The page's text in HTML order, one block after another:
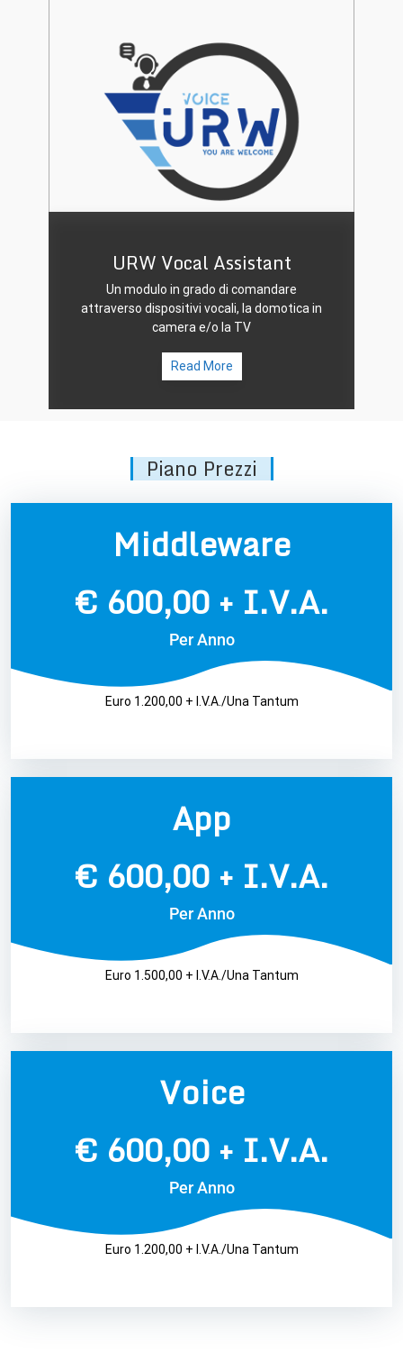
URW Vocal Assistant
Un modulo in grado di comandare
attraverso dispositivi vocali, la domotica in
camera e/o la TV
Read More
Piano Prezzi
Middleware
€ 600,00 + I.V.A.
Per Anno
Euro 1.200,00 + I.V.A./Una Tantum
App
€ 600,00 + I.V.A.
Per Anno
Euro 1.500,00 + I.V.A./Una Tantum
Voice
€ 600,00 + I.V.A.
Per Anno
Euro 1.200,00 + I.V.A./Una Tantum